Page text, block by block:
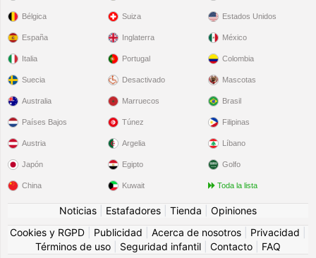
Bélgica
España
Italia
Suecia
Suiza
Inglaterra
Portugal
Desactivado
Estados Unidos
México
Colombia
Mascotas
Australia
Países Bajos
Austria
Japón
China
Marruecos
Túnez
Argelia
Egipto
Kuwait
Brasil
Filipinas
Líbano
Golfo
Toda la lista
Noticias Estafadores Tienda
Opiniones
Cookies y RGPD
Publicidad Acerca de nosotros Privacidad
Términos de uso
Seguridad infantil Contacto FAQ